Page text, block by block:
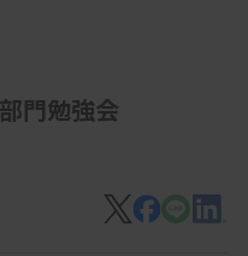
門勉強会